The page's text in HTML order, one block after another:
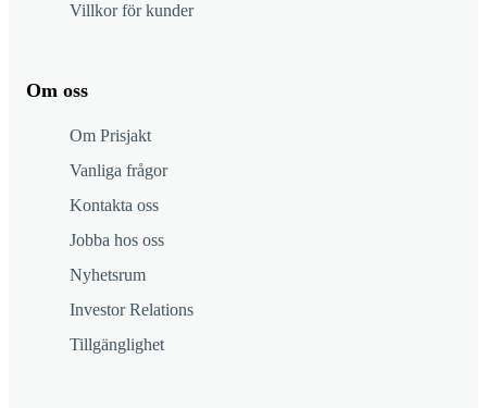
Villkor för kunder
Om oss
Om Prisjakt
Vanliga frågor
Kontakta oss
Jobba hos oss
Nyhetsrum
Investor Relations
Tillgänglighet